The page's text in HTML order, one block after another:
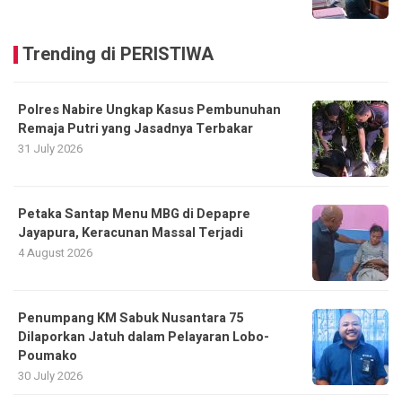
Trending di PERISTIWA
Polres Nabire Ungkap Kasus Pembunuhan
Remaja Putri yang Jasadnya Terbakar
31 July 2026
Petaka Santap Menu MBG di Depapre
Jayapura, Keracunan Massal Terjadi
4 August 2026
Penumpang KM Sabuk Nusantara 75
Dilaporkan Jatuh dalam Pelayaran Lobo-
Poumako
30 July 2026